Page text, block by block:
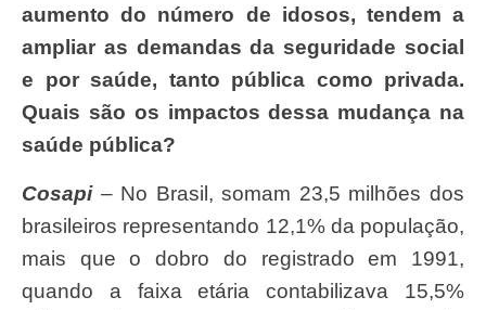
aumento do número de idosos, tendem a
ampliar as demandas da seguridade social
e por saúde, tanto pública como privada.
Quais são os impactos dessa mudança na
saúde pública?
Cosapi – No Brasil, somam 23,5 milhões dos
brasileiros representando 12,1% da população,
mais que o dobro do registrado em 1991,
quando a faixa etária contabilizava 15,5%